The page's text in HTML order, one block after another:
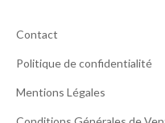
Contact
Politique de confidentialité
Mentions Légales